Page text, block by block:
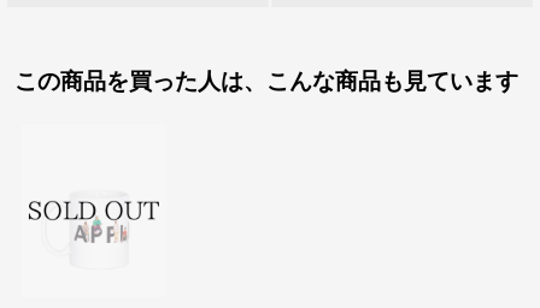
この商品を買った人は、こんな商品も見ています